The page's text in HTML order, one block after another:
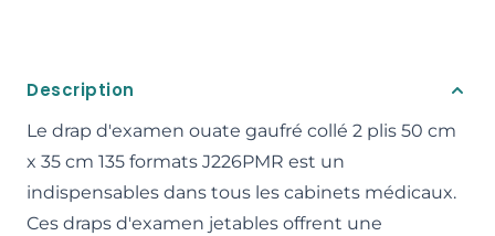
Description
Le drap d'examen ouate gaufré collé 2 plis 50 cm
x 35 cm 135 formats J226PMR est un
indispensables dans tous les cabinets médicaux.
Ces draps d'examen jetables offrent une